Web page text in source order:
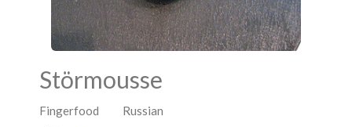
Störmousse
Fingerfood Russian